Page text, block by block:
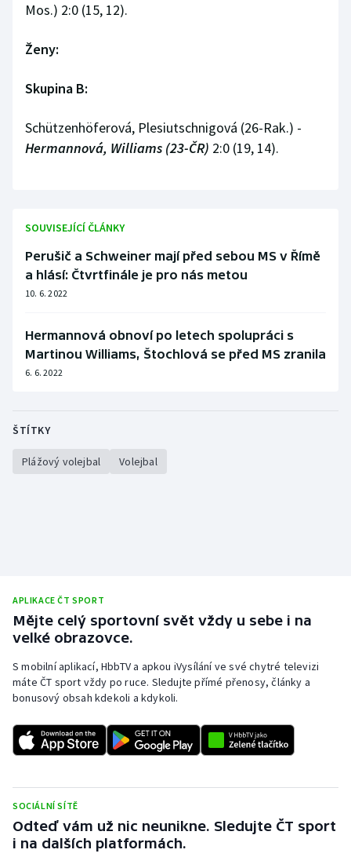
Short track
Sportovní střelba
Stolní tenis
Triatlon
Volejbal
Ostatní
Mos.) 2:0 (15, 12).
Ženy:
Skupina B:
Schützenhöferová, Plesiutschnigová (26-Rak.) -
Hermannová, Williams (23-ČR) 2:0 (19, 14).
SOUVISEJÍCÍ ČLÁNKY
Perušič a Schweiner mají před sebou MS v Římě
a hlásí: Čtvrtfinále je pro nás metou
10. 6. 2022
Hermannová obnoví po letech spolupráci s
Martinou Williams, Štochlová se před MS zranila
6. 6. 2022
ŠTÍTKY
Plážový volejbal Volejbal
APLIKACE ČT SPORT
Mějte celý sportovní svět vždy u sebe i na
velké obrazovce.
S mobilní aplikací, HbbTV a apkou iVysílání ve své chytré televizi
máte ČT sport vždy po ruce. Sledujte přímé přenosy, články a
bonusový obsah kdekoli a kdykoli.
SOCIÁLNÍ SÍTĚ
Odteď vám už nic neunikne. Sledujte ČT sport
i na dalších platformách.